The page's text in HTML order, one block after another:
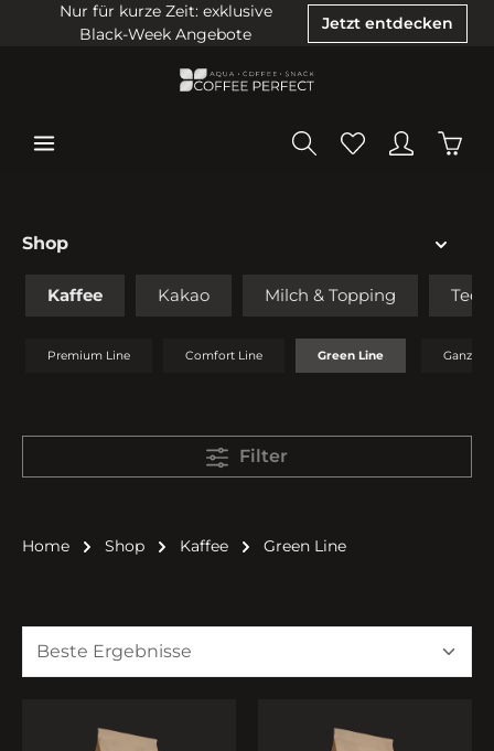
Nur für kurze Zeit: exklusive
Black-Week Angebote
Jetzt entdecken
Shop
Kaffee Kakao Milch & Topping Tee
Premium Line Comfort Line Green Line Ganze
Filter
Home Shop Kaffee Green Line